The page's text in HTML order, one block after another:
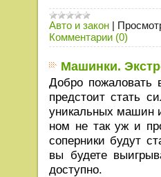
Авто и закон |
Комментарии (0)
Машинки.
Добро пожаловать
предстоит стать
уникальных машин
ном не так уж и
соперники будут
вы будете
доступно.